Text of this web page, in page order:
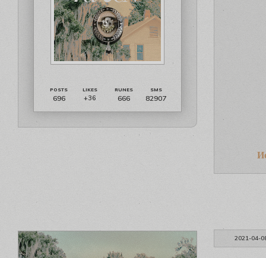
696 +36 666 82907
2021-04-